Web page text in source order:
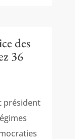
des
36
président